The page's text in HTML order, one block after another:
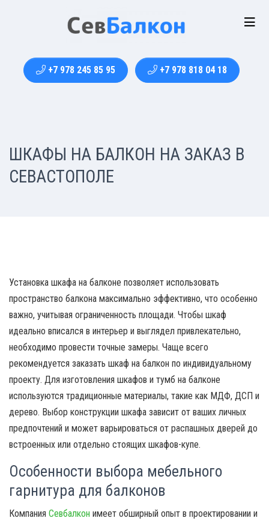
+7 978 245 85 95 +7 978 818 04 18
ШКАФЫ НА БАЛКОН НА ЗАКАЗ В
СЕВАСТОПОЛЕ
Установка шкафа на балконе позволяет использовать
пространство балкона максимально эффективно, что особенно
важно, учитывая ограниченность площади. Чтобы шкаф
идеально вписался в интерьер и выглядел привлекательно,
необходимо провести точные замеры. Чаще всего
рекомендуется заказать шкаф на балкон по индивидуальному
проекту. Для изготовления шкафов и тумб на балконе
используются традиционные материалы, такие как МДФ, ДСП и
дерево. Выбор конструкции шкафа зависит от ваших личных
предпочтений и может варьироваться от распашных дверей до
встроенных или отдельно стоящих шкафов-купе.
Особенности выбора мебельного
гарнитура для балконов
Компания Севбалкон имеет обширный опыт в проектировании и